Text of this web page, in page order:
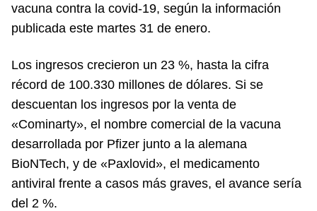
vacuna contra la covid-19, según la información
publicada este martes 31 de enero.
Los ingresos crecieron un 23 %, hasta la cifra
récord de 100.330 millones de dólares. Si se
descuentan los ingresos por la venta de
«Cominarty», el nombre comercial de la vacuna
desarrollada por Pfizer junto a la alemana
BioNTech, y de «Paxlovid», el medicamento
antiviral frente a casos más graves, el avance sería
del 2 %.